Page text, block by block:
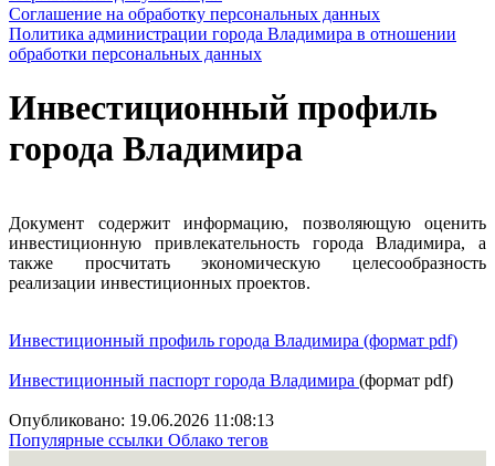
Соглашение на обработку персональных данных
Политика администрации города Владимира в отношении
обработки персональных данных
Инвестиционный профиль
города Владимира
Документ содержит информацию, позволяющую оценить
инвестиционную привлекательность города Владимира, а
также просчитать экономическую целесообразность
реализации инвестиционных проектов.
Инвестиционный профиль города Владимира (формат pdf)
Инвестиционный паспорт города Владимира (формат pdf)
Опубликовано: 19.06.2026 11:08:13
Популярные ссылки Облако тегов